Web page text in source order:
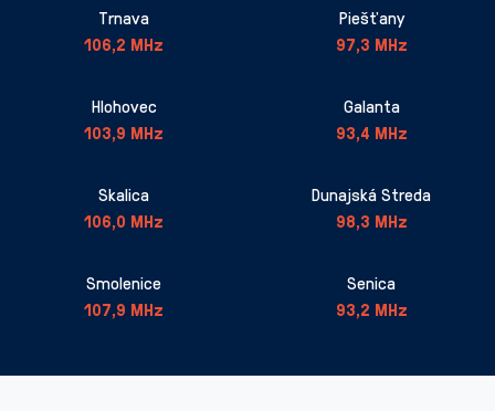
Trnava
106,2 MHz
Piešťany
97,3 MHz
Hlohovec
103,9 MHz
Galanta
93,4 MHz
Skalica
106,0 MHz
Dunajská Streda
98,3 MHz
Smolenice
107,9 MHz
Senica
93,2 MHz